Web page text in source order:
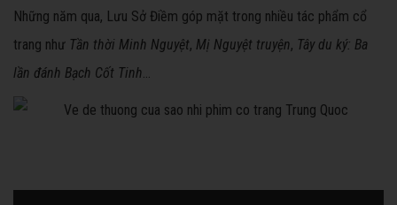
Những năm qua, Lưu Sở Điềm góp mặt trong nhiều tác phẩm cổ
trang như Tần thời Minh Nguyệt, Mị Nguyệt truyện, Tây du ký: Ba
lần đánh Bạch Cốt Tinh...